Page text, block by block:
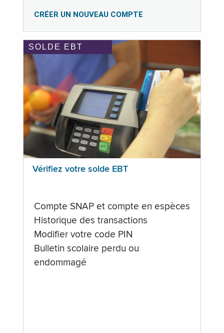
CRÉER UN NOUVEAU COMPTE
SOLDE EBT
Vérifiez votre solde EBT
Compte SNAP et compte en espèces
Historique des transactions
Modifier votre code PIN
Bulletin scolaire perdu ou
endommagé